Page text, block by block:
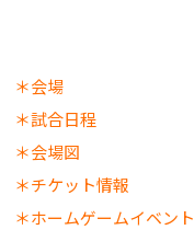
＊会場
＊試合日程
＊会場図
＊チケット情報
＊ホームゲームイベント